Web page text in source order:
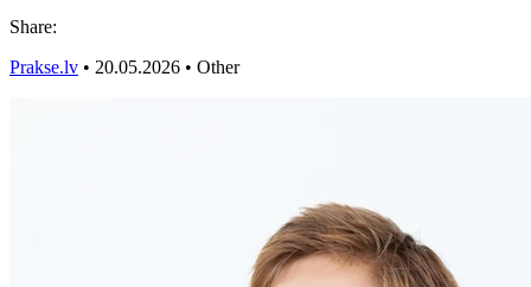
Share:
Prakse.lv • 20.05.2026 • Other